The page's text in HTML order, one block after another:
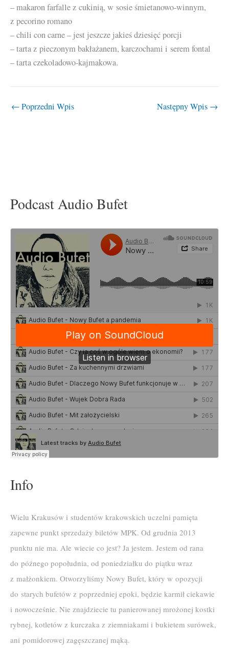
– makaron farfalle z cukinią, w sosie śmietanowo-winnym,
z pecorino romano
– chili con carne – jest jeszcze jakieś dziesięć porcji
– tarta z pieczonym bakłażanem, karczochami i serem fontal
– tarta czekoladowo-kajmakowa.
← Poprzedni Wpis Następny Wpis →
Podcast Audio Bufet
Info
Wielu Krakusów i studentów krakowskich uczelni pamięta
zapewne punkt sprzedaży biletów MPK. Od grudnia 2013
punktu nie ma. Ale wiecie co jest? Ja jestem. Jestem od rana
do późnego popołudnia, od poniedziałku do piątku wraz
z małżonkiem. Otworzyliśmy Nowy Bufet, który w opozycji
do starych bufetów z poprzedniej epoki, będzie karmił ciekawie
i nowocześnie. Nie znajdziecie tu panierowanej mrożonej kostki
rybnej, kotletów z kurczaka z ziemniakami i bukietem surówek,
ani pomidorowej zagęszczanej mąką.